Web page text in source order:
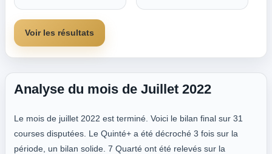
Voir les résultats
Analyse du mois de Juillet 2022
Le mois de juillet 2022 est terminé. Voici le bilan final sur 31
courses disputées. Le Quinté+ a été décroché 3 fois sur la
période, un bilan solide. 7 Quarté ont été relevés sur la